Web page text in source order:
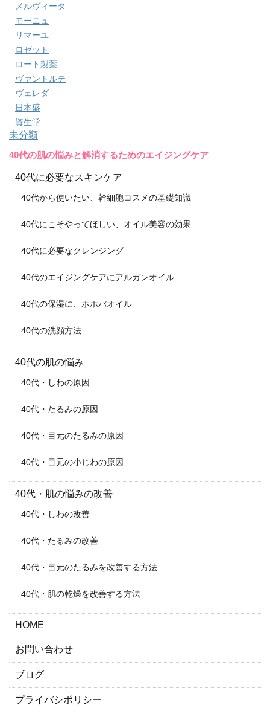
メルヴィータ
モーニュ
リマーユ
ロゼット
ロート製薬
ヴァントルテ
ヴェレダ
日本盛
資生堂
未分類
40代の肌の悩みと解消するためのエイジングケア
40代に必要なスキンケア
40代から使いたい、幹細胞コスメの基礎知識
40代にこそやってほしい、オイル美容の効果
40代に必要なクレンジング
40代のエイジングケアにアルガンオイル
40代の保湿に、ホホバオイル
40代の洗顔方法
40代の肌の悩み
40代・しわの原因
40代・たるみの原因
40代・目元のたるみの原因
40代・目元の小じわの原因
40代・肌の悩みの改善
40代・しわの改善
40代・たるみの改善
40代・目元のたるみを改善する方法
40代・肌の乾燥を改善する方法
HOME
お問い合わせ
ブログ
プライバシポリシー